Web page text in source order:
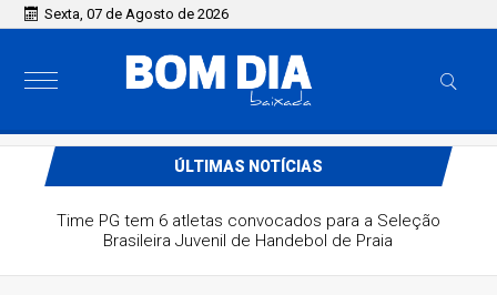
Sexta, 07 de Agosto de 2026
ÚLTIMAS NOTÍCIAS
Time PG tem 6 atletas convocados para a Seleção
Brasileira Juvenil de Handebol de Praia